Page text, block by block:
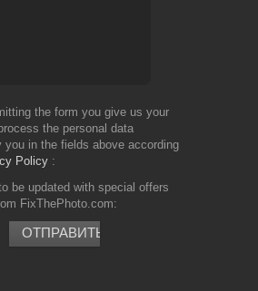
the form you give us your
the personal data
you in the fields above according
Policy
be updated with special offers
FixThePhoto.com